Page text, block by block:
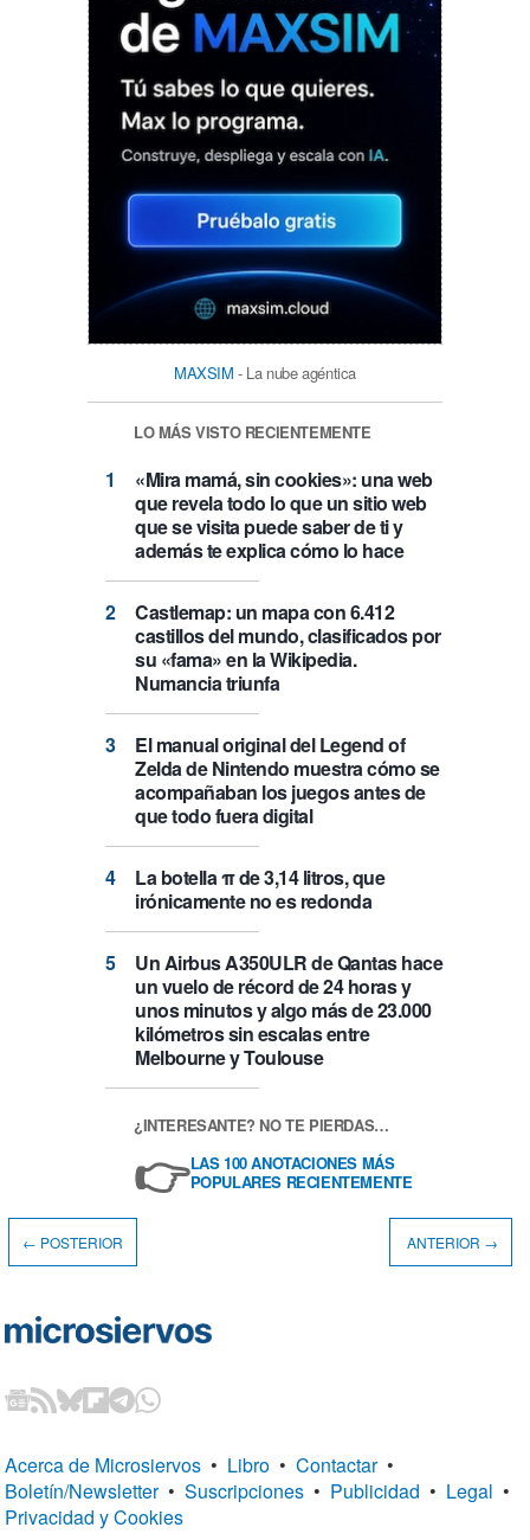
MAXSIM - La nube agéntica
LO MÁS VISTO RECIENTEMENTE
«Mira mamá, sin cookies»: una web
que revela todo lo que un sitio web
que se visita puede saber de ti y
además te explica cómo lo hace
Castlemap: un mapa con 6.412
castillos del mundo, clasificados por
su «fama» en la Wikipedia.
Numancia triunfa
El manual original del Legend of
Zelda de Nintendo muestra cómo se
acompañaban los juegos antes de
que todo fuera digital
La botella π de 3,14 litros, que
irónicamente no es redonda
Un Airbus A350ULR de Qantas hace
un vuelo de récord de 24 horas y
unos minutos y algo más de 23.000
kilómetros sin escalas entre
Melbourne y Toulouse
¿INTERESANTE? NO TE PIERDAS…
👉LAS 100 ANOTACIONES MÁS
POPULARES RECIENTEMENTE
← POSTERIOR ANTERIOR →
Acerca de Microsiervos • Libro • Contactar •
Boletín/Newsletter • Suscripciones • Publicidad • Legal •
Privacidad y Cookies